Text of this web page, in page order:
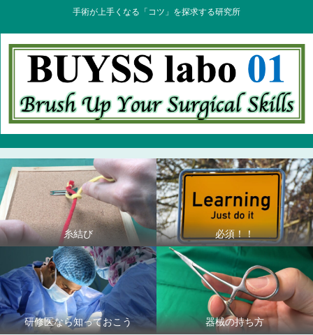
手術が上手くなる「コツ」を探求する研究所
糸結び 必須！！
研修医なら知っておこう 器械の持ち方